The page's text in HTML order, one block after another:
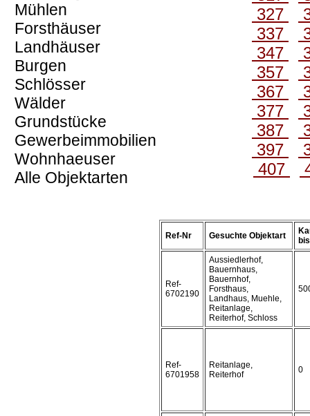
Mühlen
Forsthäuser
Landhäuser
Burgen
Schlösser
Wälder
Grundstücke
Gewerbeimmobilien
Wohnhaeuser
Alle Objektarten
327
337
347
357
367
377
387
397
407
Ref-Nr Gesuchte Objektart
Ref-
6702190
Aussiedlerhof,
Bauernhaus,
Bauernhof,
Forsthaus,
Landhaus, Muehle,
Reitanlage,
Reiterhof, Schloss
Ref-
6701958
Reitanlage,
Reiterhof
0